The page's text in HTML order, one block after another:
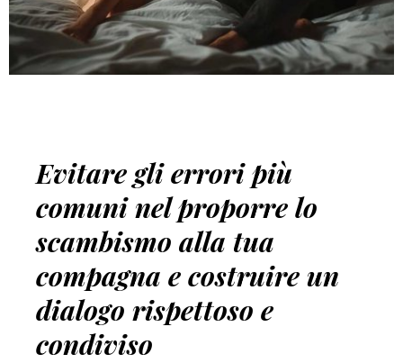
Evitare gli errori più
comuni nel proporre lo
scambismo alla tua
compagna e costruire un
dialogo rispettoso e
condiviso